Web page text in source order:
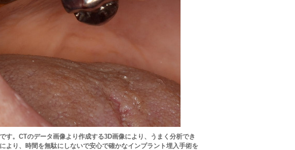
。CTのデータ画像より作成する3D画像により、
うまく分析でき
より、時間を無駄に しないで安心で確かなインプラント埋入手術を